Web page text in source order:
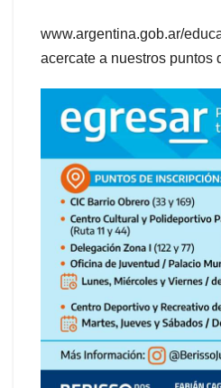
www.argentina.gob.ar/
acercate a nuestros puntos